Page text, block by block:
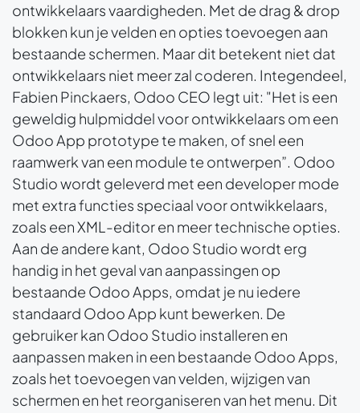
ontwikkelaars vaardigheden. Met de drag & drop
blokken kun je velden en opties toevoegen aan
bestaande schermen. Maar dit betekent niet dat
ontwikkelaars niet meer zal coderen. Integendeel,
Fabien Pinckaers, Odoo CEO legt uit: "Het is een
geweldig hulpmiddel voor ontwikkelaars om een
Odoo App prototype te maken, of snel een
raamwerk van een module te ontwerpen”. Odoo
Studio wordt geleverd met een developer mode
met extra functies speciaal voor ontwikkelaars,
zoals een XML-editor en meer technische opties.
Aan de andere kant, Odoo Studio wordt erg
handig in het geval van aanpassingen op
bestaande Odoo Apps, omdat je nu iedere
standaard Odoo App kunt bewerken. De
gebruiker kan Odoo Studio installeren en
aanpassen maken in een bestaande Odoo Apps,
zoals het toevoegen van velden, wijzigen van
schermen en het reorganiseren van het menu. Dit